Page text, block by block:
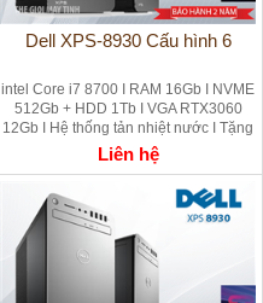
Dell XPS-8930 Cấu hình 6
intel Core i7 8700 I RAM 16Gb I NVME
512Gb + HDD 1Tb I VGA RTX3060
12Gb I Hệ thống tản nhiệt nước I Tặng
phím chuột WIFI
Liên hệ